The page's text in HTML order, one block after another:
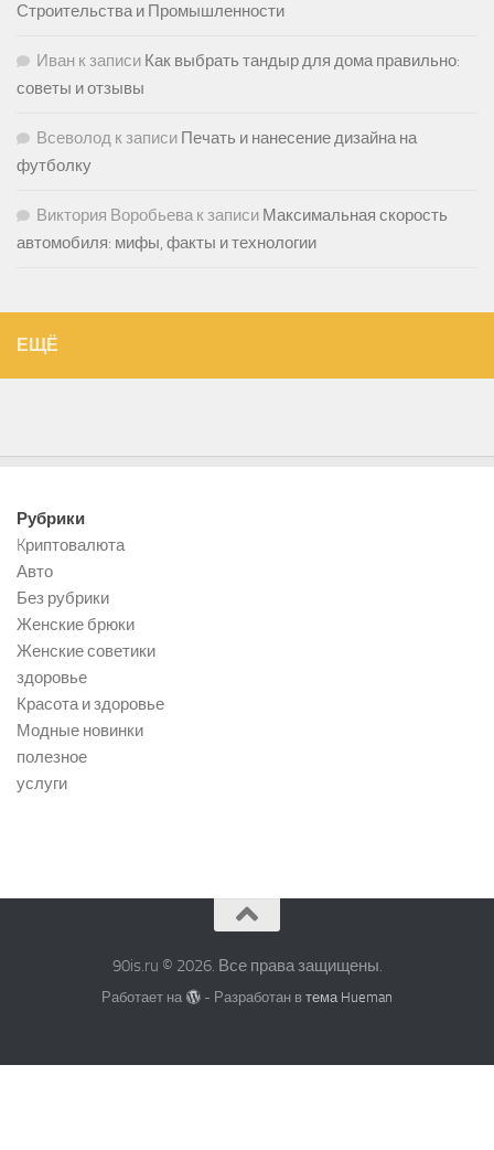
Строительства и Промышленности
Иван к записи Как выбрать тандыр для дома правильно:
советы и отзывы
Всеволод к записи Печать и нанесение дизайна на
футболку
Виктория Воробьевак записи Максимальная скорость
автомобиля: мифы, факты и технологии
ЕЩЁ
Рубрики
Kриптовалюта
Авто
Без рубрики
Женские брюки
Женские советики
здоровье
Красота и здоровье
Модные новинки
полезное
услуги
90is.ru © 2026. Все права защищены.
Работает на - Разработан в тема Hueman